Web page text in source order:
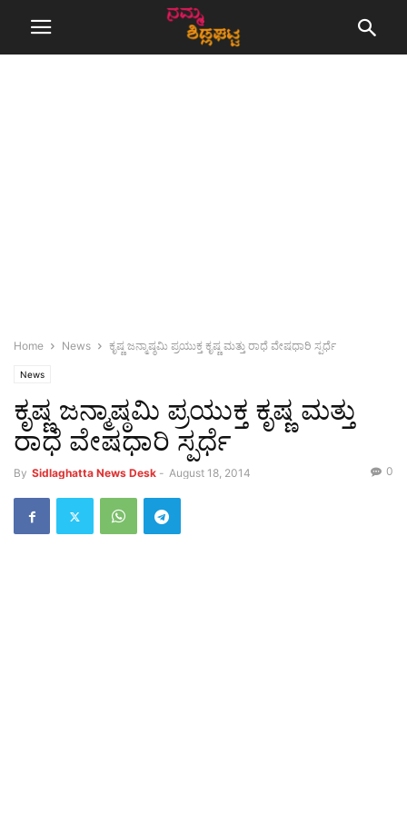
Home News ಕೃಷ್ಣ ಜನ್ಮಾಷ್ಠಮಿ ಪ್ರಯುಕ್ತ ಕೃಷ್ಣ ಮತ್ತು ರಾಧೆ ವೇಷಧಾರಿ ಸ್ಪರ್ಧೆ
News
ಕೃಷ್ಣ ಜನ್ಮಾಷ್ಠಮಿ ಪ್ರಯುಕ್ತ ಕೃಷ್ಣ ಮತ್ತು
ರಾಧೆ ವೇಷಧಾರಿ ಸ್ಪರ್ಧೆ
By Sidlaghatta News Desk - August 18, 2014 0